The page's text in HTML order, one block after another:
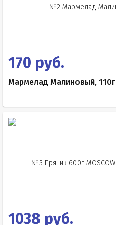
170 руб.
Мармелад Малиновый, 110г
1038 руб.